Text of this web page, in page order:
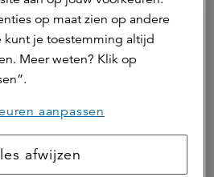
op maat zien op andere
kunt je toestemming altijd
Meer weten? Klik op
aanpassen
afwijzen